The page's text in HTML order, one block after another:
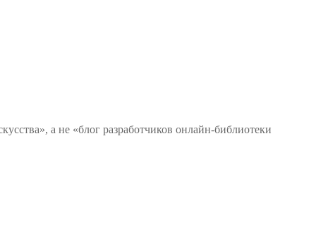
а не «блог разработчиков онлайн-библиотеки